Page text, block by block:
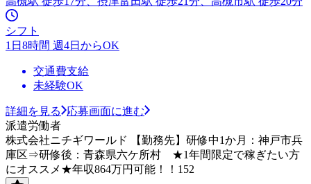
シフト
1日8時間 週4日からOK
交通費支給
未経験OK
詳細を見る
応募画面に進む
派遣労働者
株式会社ニチギワールド 【勤務先】研修中1か月：神戸市兵
庫区⇒研修後：青森県六ケ所村 ★1年間限定で稼ぎたい方
にオススメ★年収864万円可能！！152